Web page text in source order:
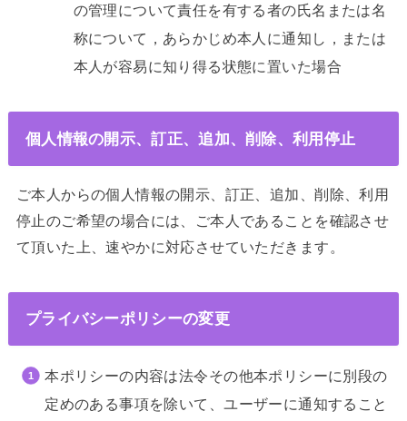
の管理について責任を有する者の氏名または名
称について，あらかじめ本人に通知し，または
本人が容易に知り得る状態に置いた場合
個人情報の開示、訂正、追加、削除、利用停止
ご本人からの個人情報の開示、訂正、追加、削除、利用
停止のご希望の場合には、ご本人であることを確認させ
て頂いた上、速やかに対応させていただきます。
プライバシーポリシーの変更
本ポリシーの内容は法令その他本ポリシーに別段の
定めのある事項を除いて、ユーザーに通知すること